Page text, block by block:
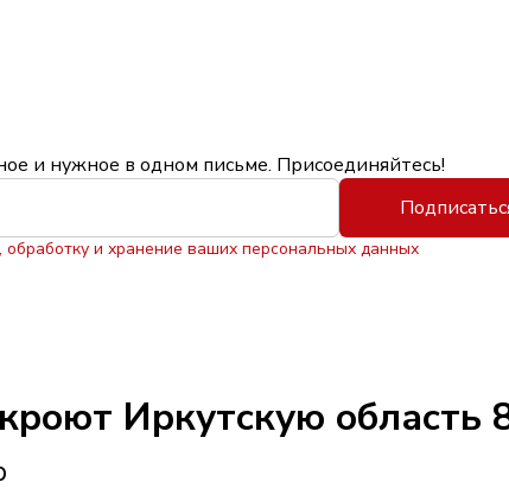
и нужное в одном письме. Присоединяйтесь!
обработку и хранение ваших персональных данных
Иркутскую область